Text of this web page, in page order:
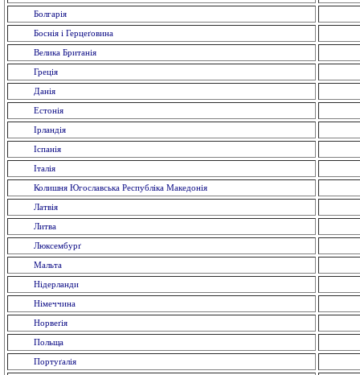
Болгарія
Боснія і Герцеґовина
Велика Британія
Греція
Данія
Естонія
Ірландія
Іспанія
Італія
Колишня Югославська Республіка Македонія
Латвія
Литва
Люксембурґ
Мальта
Нідерланди
Німеччина
Норвеґія
Польща
Портуґалія